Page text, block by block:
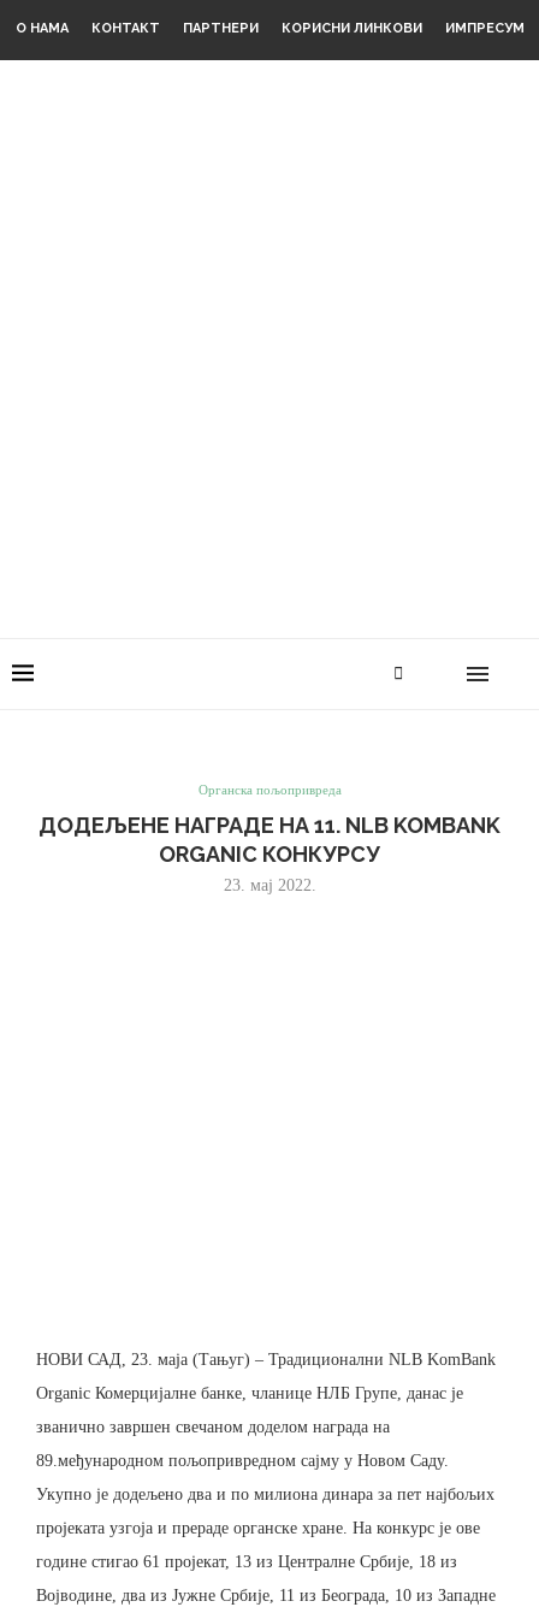
О НАМА КОНТАКТ ПАРТНЕРИ КОРИСНИ ЛИНКОВИ ИМПРЕСУМ
Органска пољопривреда
ДОДЕЉЕНЕ НАГРАДЕ НА 11. NLB KOMBANK
ORGANIC КОНКУРСУ
23. мај 2022.
НОВИ САД, 23. маја (Тањуг) – Традиционални NLB KomBank
Organic Комерцијалне банке, чланице НЛБ Групе, данас је
званично завршен свечаном доделом награда на
89.међународном пољопривредном сајму у Нoвом Саду.
Укупно је додељено два и по милиона динара за пет најбољих
пројеката узгоја и прераде органске хране. На конкурс је ове
године стигао 61 пројекат, 13 из Централне Србије, 18 из
Војводине, два из Јужне Србије, 11 из Београда, 10 из Западне